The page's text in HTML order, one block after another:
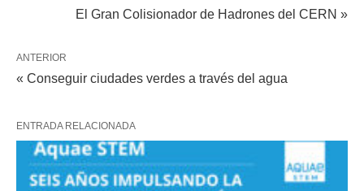
El Gran Colisionador de Hadrones del CERN »
ANTERIOR
« Conseguir ciudades verdes a través del agua
ENTRADA RELACIONADA